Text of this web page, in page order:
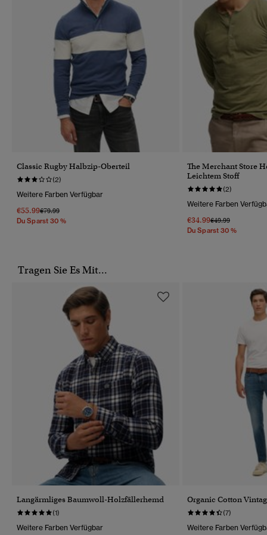
Classic Rugby Halbzip-Oberteil
(2)
Weitere Farben Verfügbar
€55.99Preis Wurde Reduziert Von
€79.99Bis
Du Sparst 30 %
The Merchant Store
Leichtem Stoff
(2)
Weitere Farben
€34.99Preis Wurde
€49.99Bis
Du Sparst 30 %
Tragen Sie Es Mit...
Langärmliges Baumwoll-Holzfällerhemd
(1)
Weitere Farben Verfügbar
Organic Cotton
(7)
Weitere Farben